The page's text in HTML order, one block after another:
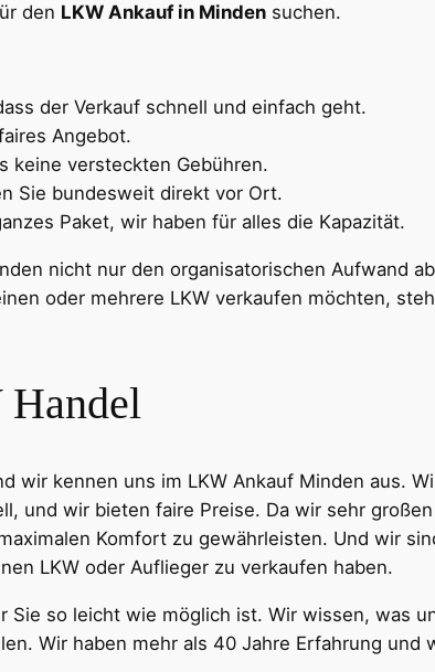
den LKW Ankauf in Minden suchen.
der Verkauf schnell und einfach geht.
Angebot.
keine versteckten Gebühren.
Sie bundesweit direkt vor Ort.
Paket, wir haben für alles die Kapazität.
nicht nur den organisatorischen Aufwand
oder mehrere LKW verkaufen möchten,
wir kennen uns im LKW Ankauf Minden aus.
und wir bieten faire Preise. Da wir sehr
Komfort zu gewährleisten. Und wir
LKW oder Auflieger zu verkaufen haben.
Sie so leicht wie möglich ist. Wir wissen, was
Wir haben mehr als 40 Jahre Erfahrung